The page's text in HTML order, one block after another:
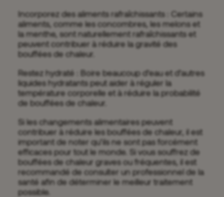
Incorporez des aliments rafraîchissants : Certains
aliments, comme les concombres, les melons et
la menthe, sont naturellement rafraîchissants et
peuvent contribuer à réduire la gravité des
bouffées de chaleur.
Restez hydraté : Boire beaucoup d’eau et d’autres
liquides hydratants peut aider à réguler la
température corporelle et à réduire la probabilité
de bouffées de chaleur.
Si les changements alimentaires peuvent
contribuer à réduire les bouffées de chaleur, il est
important de noter qu’ils ne sont pas forcément
efficaces pour tout le monde. Si vous souffrez de
bouffées de chaleur graves ou fréquentes, il est
recommandé de consulter un professionnel de la
santé afin de déterminer le meilleur traitement
possible.